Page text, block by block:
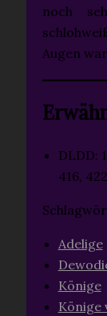
noch
Augen
DLDD:
416,
Adelige
Könige
Könige